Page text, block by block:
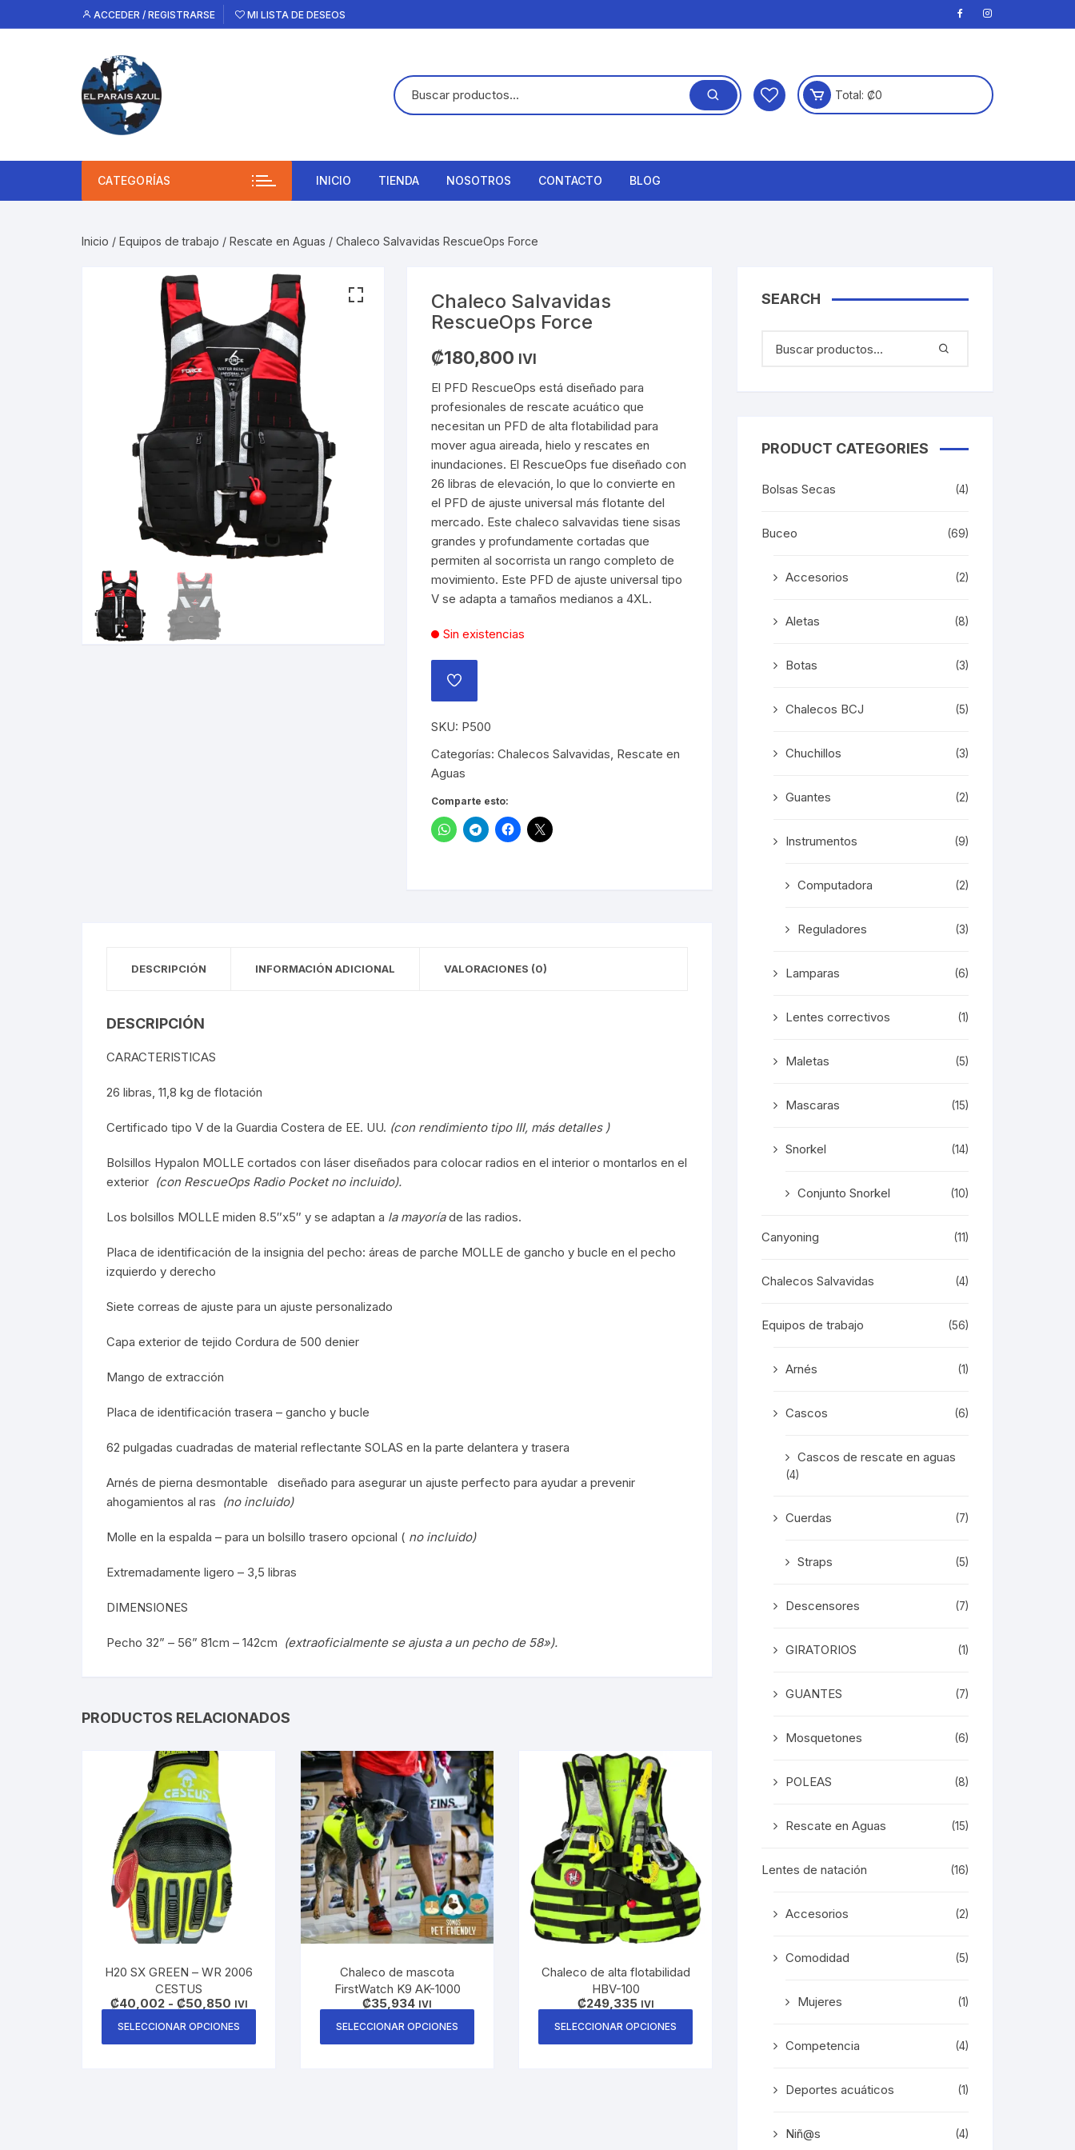
al
ACCEDER / REGISTRARSE MI LISTA DE DESEOS
Total: ₡0
CATEGORÍAS INICIO TIENDA NOSOTROS CONTACTO BLOG
Inicio / Equipos de trabajo / Rescate en Aguas / Chaleco Salvavidas RescueOps Force
Chaleco Salvavidas
RescueOps Force
₡180,800 IVI
El PFD RescueOps está diseñado para
profesionales de rescate acuático que
necesitan un PFD de alta flotabilidad para
mover agua aireada, hielo y rescates en
inundaciones. El RescueOps fue diseñado con
26 libras de elevación, lo que lo convierte en
el PFD de ajuste universal más flotante del
mercado. Este chaleco salvavidas tiene sisas
grandes y profundamente cortadas que
permiten al socorrista un rango completo de
movimiento. Este PFD de ajuste universal tipo
V se adapta a tamaños medianos a 4XL.
Sin existencias
AÑADIR
LISTA
DE
SKU: P500
Categorías:Chalecos Salvavidas, Rescate en
Aguas
Comparte esto:
DESCRIPCIÓN INFORMACIÓN ADICIONAL VALORACIONES (0)
DESCRIPCIÓN
CARACTERISTICAS
26 libras, 11,8 kg de flotación
Certificado tipo V de la Guardia Costera de EE. UU. (con rendimiento tipo III, más detalles)
Bolsillos Hypalon MOLLE cortados con láser diseñados para colocar radios en el interior o montarlos en el
exterior (con RescueOps Radio Pocket no incluido).
Los bolsillos MOLLE miden 8.5″x5″ y se adaptan a la mayoríade las radios.
Placa de identificación de la insignia del pecho: áreas de parche MOLLE de gancho y bucle en el pecho
izquierdo y derecho
Siete correas de ajuste para un ajuste personalizado
Capa exterior de tejido Cordura de 500 denier
Mango de extracción
Placa de identificación trasera – gancho y bucle
62 pulgadas cuadradas de material reflectante SOLAS en la parte delantera y trasera
Arnés de pierna desmontable diseñado para asegurar un ajuste perfecto para ayudar a prevenir
ahogamientos al ras (no incluido)
Molle en la espalda – para un bolsillo trasero opcional ( no incluido)
Extremadamente ligero – 3,5 libras
DIMENSIONES
Pecho 32” – 56” 81cm – 142cm (extraoficialmente se ajusta a un pecho de 58»).
PRODUCTOS RELACIONADOS
H20 SX GREEN – WR 2006
CESTUS
₡40,002 - ₡50,850Rango
de
precios:
IVI
SELECCIONAR OPCIONES
Chaleco de mascota
FirstWatch K9 AK-1000
₡35,934 IVI
SELECCIONAR OPCIONES
Chaleco de alta flotabilidad
HBV-100
₡249,335 IVI
SELECCIONAR OPCIONES
SEARCH
PRODUCT CATEGORIES
Bolsas Secas (4)
Buceo (69)
Accesorios (2)
Aletas (8)
Botas (3)
Chalecos BCJ (5)
Chuchillos (3)
Guantes (2)
Instrumentos (9)
Computadora (2)
Reguladores (3)
Lamparas (6)
Lentes correctivos (1)
Maletas (5)
Mascaras (15)
Snorkel (14)
Conjunto Snorkel (10)
Canyoning (11)
Chalecos Salvavidas (4)
Equipos de trabajo (56)
Arnés (1)
Cascos (6)
Cascos de rescate en aguas
(4)
Cuerdas (7)
Straps (5)
Descensores (7)
GIRATORIOS (1)
GUANTES (7)
Mosquetones (6)
POLEAS (8)
Rescate en Aguas (15)
Lentes de natación (16)
Accesorios (2)
Comodidad (5)
Mujeres (1)
Competencia (4)
Deportes acuáticos (1)
Niñ@s (4)